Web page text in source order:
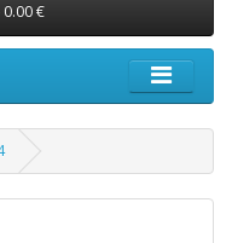
0 продукт(и) - 0.00 €